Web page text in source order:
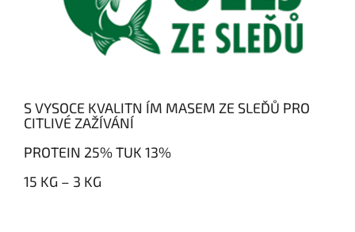
S VYSOCE KVALITN ÍM MASEM ZE SLEĎŮ PRO
CITLIVÉ ZAŽÍVÁNÍ
PROTEIN 25% TUK 13%
15 KG – 3 KG